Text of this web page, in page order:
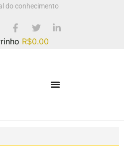
do conhecimento
R$0.00